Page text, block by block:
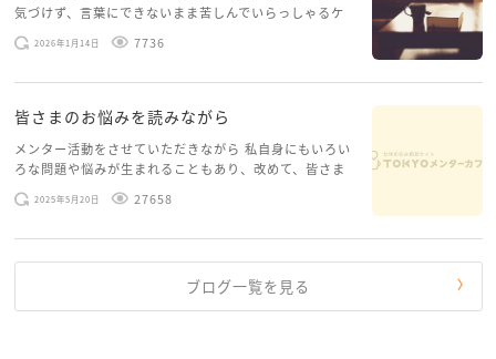
気づけず、言葉にできないまま苦しんでいらっしゃるケ
ースがありますお悩みというのは、心の深いところ（深
層心理）に触れることで、まったく違う角度から解決の
2026年1月14日 7736
皆さまのお悩みを読みながら
メンター活動をさせていただきながら 私自身にもいろい
ろな問題や悩みが生まれることもあり、改めて、皆さま
のお悩みを読みながら 「みんな、もがいてる。わたし
だけじゃないんだな」と、逆に励まされるような日々で
2025年5月20日 27658
ブログ一覧を見る